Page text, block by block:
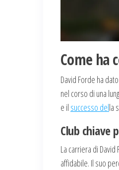
Come ha
David Forde ha
nel corso di una
e il successo della
Club chiave
La carriera di
affidabile. Il suo